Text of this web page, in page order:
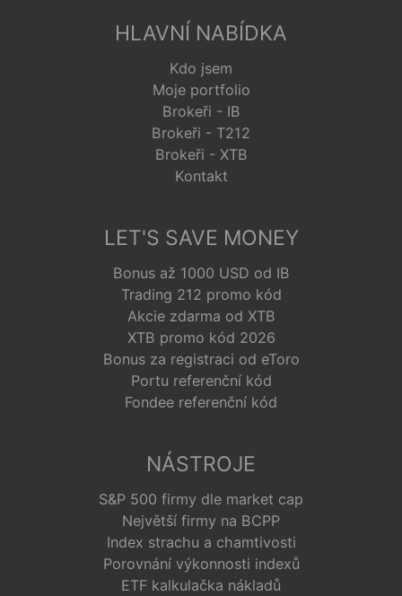
HLAVNÍ NABÍDKA
Kdo jsem
Moje portfolio
Brokeři - IB
Brokeři - T212
Brokeři - XTB
Kontakt
LET'S SAVE MONEY
Bonus až 1000 USD od IB
Trading 212 promo kód
Akcie zdarma od XTB
XTB promo kód 2026
Bonus za registraci od eToro
Portu referenční kód
Fondee referenční kód
NÁSTROJE
S&P 500 firmy dle market cap
Největší firmy na BCPP
Index strachu a chamtivosti
Porovnání výkonnosti indexů
ETF kalkulačka nákladů